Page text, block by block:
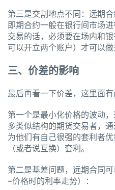
第三是交割地点不同：远期
即期合约一般在银行间市场
交易的话，必须要在场内和
可以开立两个账户）才可以做
三、价差的影响
最后再看一下价差，这里面有
第一个是最小化价格的波动
多类似结构的期货交易者，
为他们有自己很强的套利者
（或者说互换）套利。
第二是基差问题，远期合同
=价格时的利率走势）：